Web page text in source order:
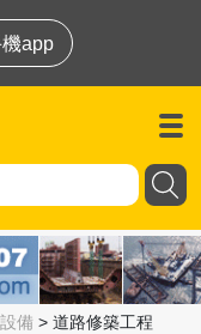
app
備 > 道路修築工程